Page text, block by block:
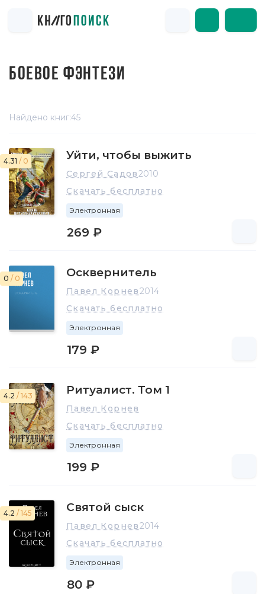
БОЕВОЕ ФЭНТЕЗИ
Найдено книг:45
4.31 / 0 Уйти, чтобы выжить
Сергей Садов2010
Скачать бесплатно
Электронная
269 ₽
0 / 0 Осквернитель
Павел Корнев2014
Скачать бесплатно
Электронная
179 ₽
4.2 / 143 Ритуалист. Том 1
Павел Корнев
Скачать бесплатно
Электронная
199 ₽
4.2 / 145 Святой сыск
Павел Корнев2014
Скачать бесплатно
Электронная
80 ₽